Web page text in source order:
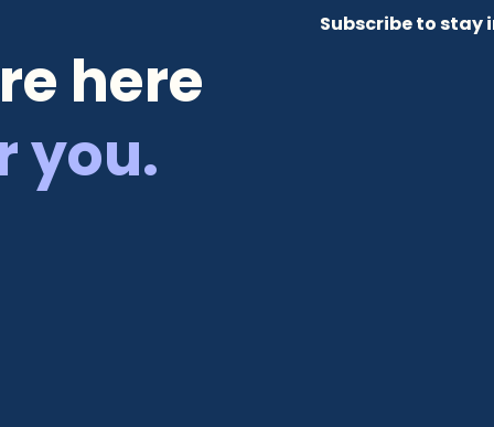
here
you.
Subscribe to stay